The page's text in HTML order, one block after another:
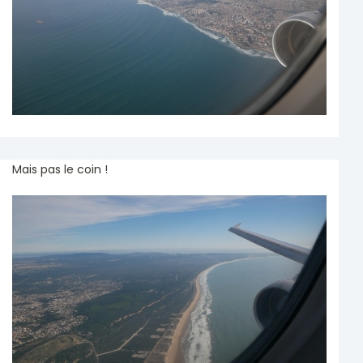
Mais pas le coin !